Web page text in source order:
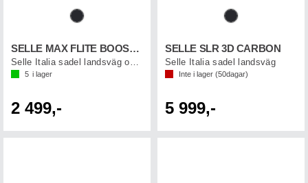
SELLE MAX FLITE BOOST TI316 GEL
Selle Italia sadel landsväg och E-Mtb
5 i lager
2 499,-
SELLE SLR 3D CARBON
Selle Italia sadel landsväg
Inte i lager (50dagar)
5 999,-